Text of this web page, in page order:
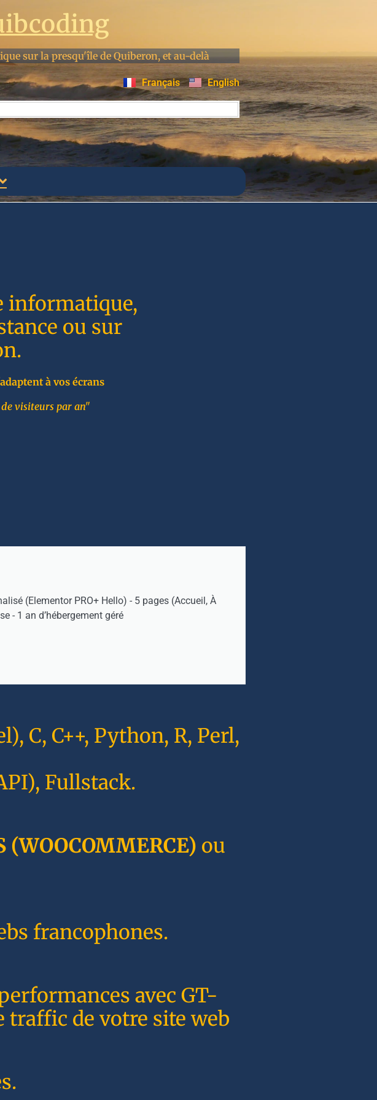
sur la presqu'île de Quiberon, et au-delà
Français English
informatique,
ou sur
à vos écrans
visiteurs par an"
(Elementor PRO+ Hello) - 5 pages (Accueil, À
- 1 an d’hébergement géré
C, C++, Python, R, Perl,
Fullstack.
(WOOCOMMERCE) ou
francophones.
avec GT-
traffic de votre site web